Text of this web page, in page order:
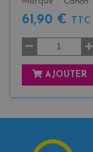
Marque
Canon
61,90 € TTC
AJOUTER